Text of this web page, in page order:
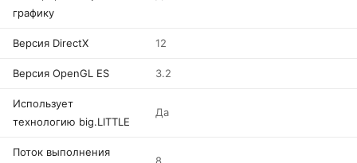
графику
Версия DirectX 12
Версия OpenGL ES 3.2
Использует
технологию big.LITTLE
Да
Поток выполнения